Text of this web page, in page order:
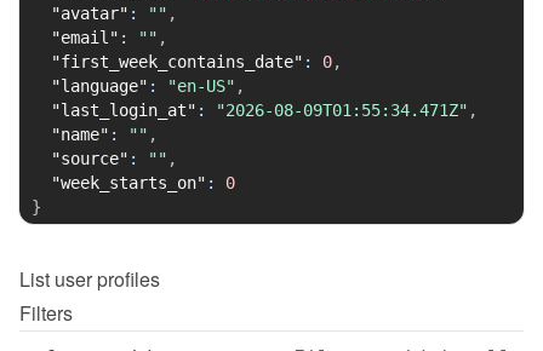
"avatar" : "" ,
"email" : "" ,
"first_week_contains_date" : 0,
"language" : "en-US" ,
"last_login_at" : "2026-08-09T01:55:34.471Z" ,
"name" : "" ,
"source" : "" ,
"week_starts_on" :
0
}
List user profiles
Filters